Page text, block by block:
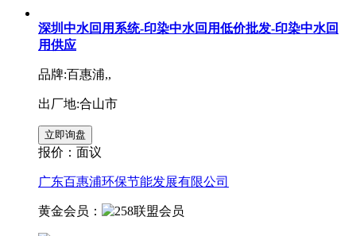
深圳中水回用系统-印染中水回用低价批发-印染中水回
用供应
品牌:百惠浦,,
出厂地:合山市
报价： 面议
广东百惠浦环保节能发展有限公司
黄金会员：